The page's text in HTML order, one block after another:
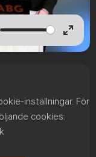
Enter
inställningar. För
cookies: